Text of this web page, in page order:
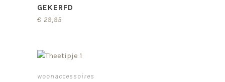
GEKERFD
€ 29,95
woonaccessoires